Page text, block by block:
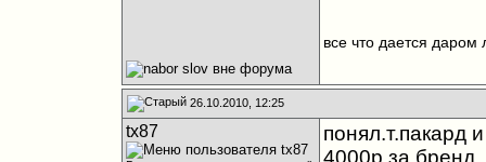
все что дается даром
26.10.2010, 12:25
tx87
понял.т.пакард
4000р за бренд